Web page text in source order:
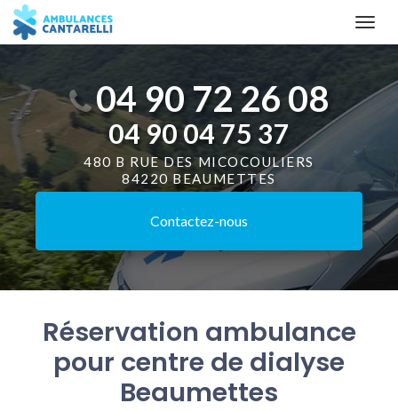
Aller
au
04 90 72 26 08
04 90 04 75 37
480 B RUE DES MICOCOULIERS
84220 BEAUMETTES
Contactez-nous
Réservation ambulance
pour centre de dialyse
Beaumettes